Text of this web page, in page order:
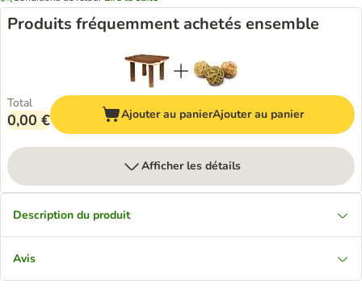
Produits fréquemment achetés ensemble
Total
0,00 € Ajouter au panierAjouter au panier
Afficher les détails
Description du produit
Avis